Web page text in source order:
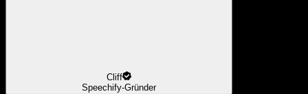
Cliff
Speechify-Gründer